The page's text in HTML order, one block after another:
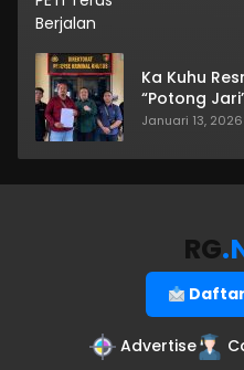
Ka Kuhu
“Potong
Januari 13, 2026
RG
Advertise